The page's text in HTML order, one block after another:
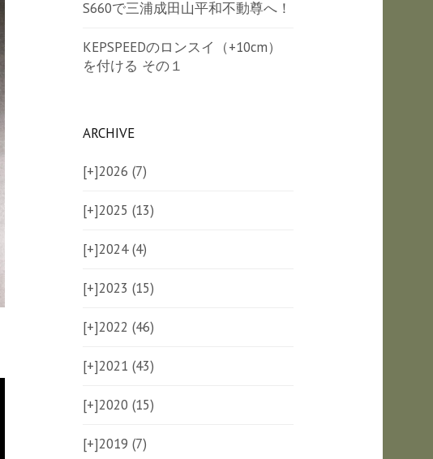
S660で三浦成田山平和不動尊へ！
KEPSPEEDのロンスイ（+10cm）
を付ける その１
ARCHIVE
[+]2026 (7)
[+]2025 (13)
[+]2024 (4)
[+]2023 (15)
[+]2022 (46)
[+]2021 (43)
[+]2020 (15)
[+]2019 (7)